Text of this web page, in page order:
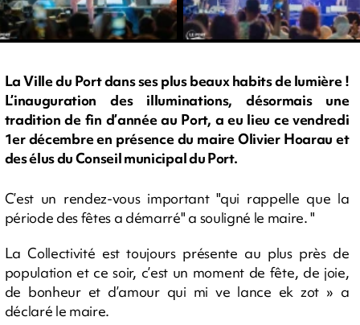
La Ville du Port dans ses plus beaux habits de lumière !
L’inauguration des illuminations, désormais une
tradition de fin d’année au Port, a eu lieu ce vendredi
1er décembre en présence du maire Olivier Hoarau et
des élus du Conseil municipal du Port.
C’est un rendez-vous important "qui rappelle que la
période des fêtes a démarré" a souligné le maire. "
La Collectivité est toujours présente au plus près de
population et ce soir, c’est un moment de fête, de joie,
de bonheur et d’amour qui mi ve lance ek zot » a
déclaré le maire.